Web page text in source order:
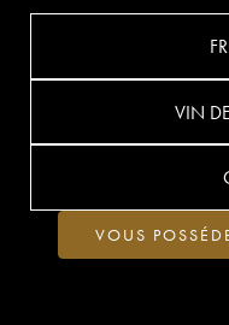
VIN
VOUS